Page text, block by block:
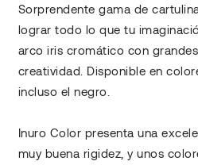
Sorprendente gama de
lograr todo lo que tu
arco iris cromático con
creatividad. Disponible en
incluso el negro.
Inuro Color presenta una
muy buena rigidez, y unos